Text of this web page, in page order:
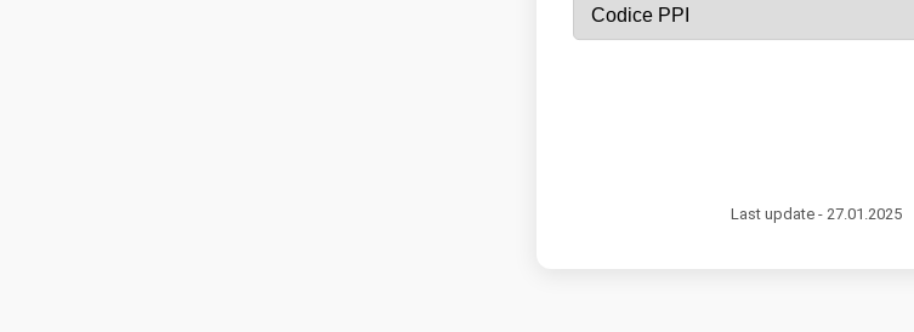
Last update - 27.01.2025